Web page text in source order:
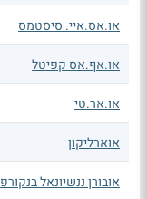
או.אס.איי. סיסטמס
או.אף.אס קפיטל
או.אר.טי
אוארליקון
אובורן ננשיונאל בנקורפ